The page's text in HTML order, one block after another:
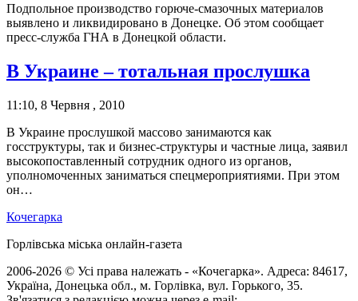
Подпольное производство горюче-смазочных материалов
выявлено и ликвидировано в Донецке. Об этом сообщает
пресс-служба ГНА в Донецкой области.
В Украине – тотальная прослушка
11:10, 8 Червня , 2010
В Украине прослушкой массово занимаются как
госструктуры, так и бизнес-структуры и частные лица, заявил
высокопоставленный сотрудник одного из органов,
уполномоченных заниматься спецмероприятиями. При этом
он…
Кочегарка
Горлівська міська онлайн-газета
2006-2026 © Усі права належать - «Кочегарка». Адреса: 84617,
Україна, Донецька обл., м. Горлівка, вул. Горького, 35.